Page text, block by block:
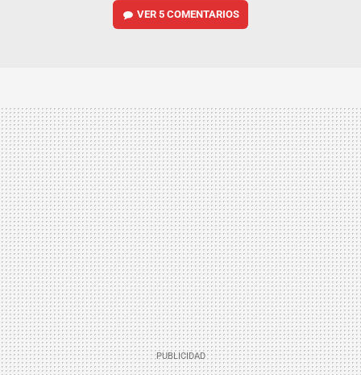
VER5 COMENTARIOS